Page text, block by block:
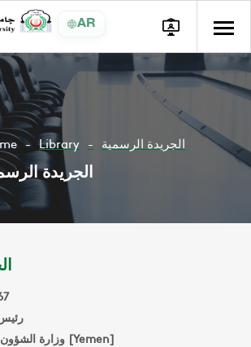
AR
Library الجريدة الرسمية
الجريدة
وزارة الشؤون القانونية [Yemen]